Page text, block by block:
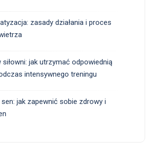
zasady działania i proces
jak utrzymać odpowiednią
intensywnego treningu
jak zapewnić sobie zdrowy i